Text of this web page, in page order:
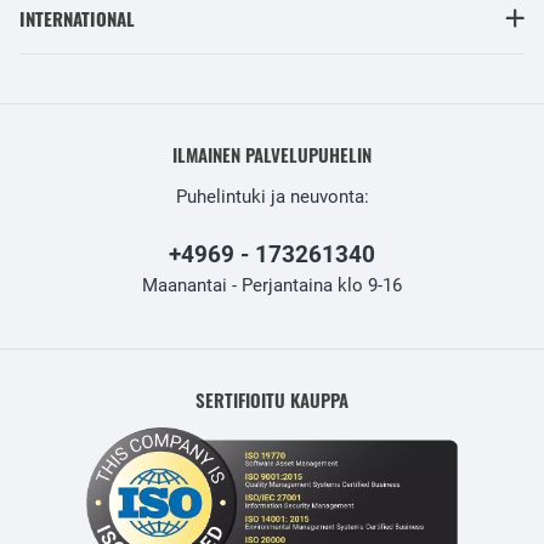
INTERNATIONAL
ILMAINEN PALVELUPUHELIN
Puhelintuki ja neuvonta:
+4969 - 173261340
Maanantai - Perjantaina klo 9-16
SERTIFIOITU KAUPPA